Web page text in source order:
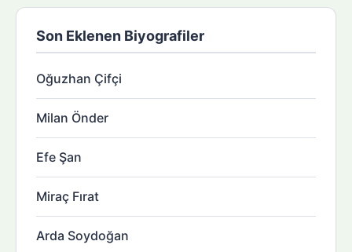
Son Eklenen Biyografiler
Oğuzhan Çifçi
Milan Önder
Efe Şan
Miraç Fırat
Arda Soydoğan